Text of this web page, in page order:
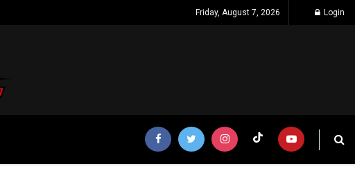
Friday, August 7, 2026 Login